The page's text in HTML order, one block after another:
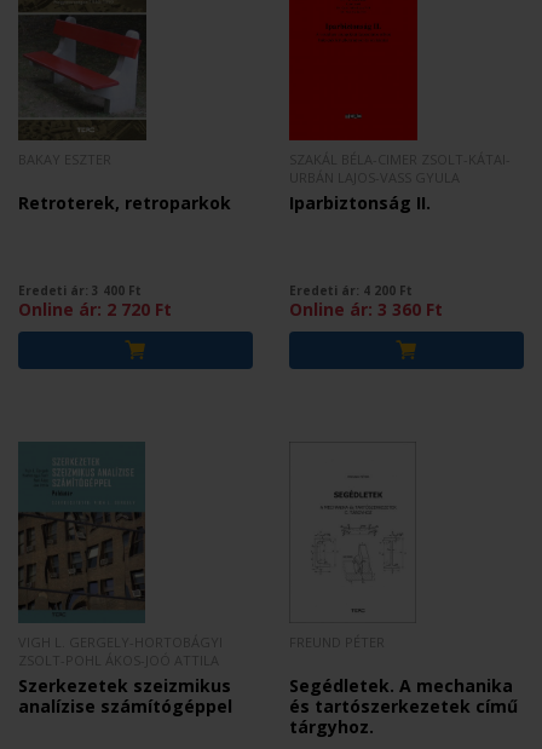
Retroterek, retroparkok
Eredeti ár: 3 400 Ft
Online ár: 2 720 Ft
Iparbiztonság II.
Eredeti ár: 4 200 Ft
Online ár: 3 360 Ft
Szerkezetek szeizmikus
analízise számítógéppel
Segédletek. A mechanika
és tartószerkezetek című
tárgyhoz.